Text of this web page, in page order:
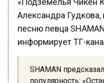
Александра Гудкова,
песню певца
информирует ТГ-
SHAMAN
популярность: